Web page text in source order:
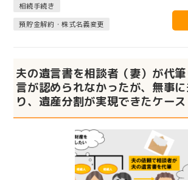
相続手続き
預貯金解約・株式名義変更
夫の遺言書を相談者（妻）が代
言が認められなかったが、無事
り、遺産分割が実現できたケース